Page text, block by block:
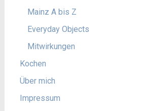
Mainz A bis Z
Everyday Objects
Mitwirkungen
Kochen
Über mich
Impressum